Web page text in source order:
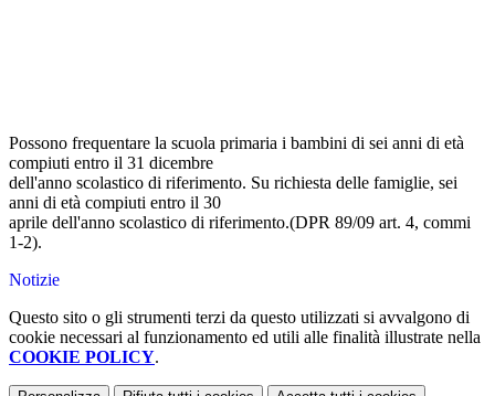
Possono frequentare la scuola primaria i bambini di sei anni di età
compiuti entro il 31 dicembre
dell'anno scolastico di riferimento. Su richiesta delle famiglie, sei
anni di età compiuti entro il 30
aprile dell'anno scolastico di riferimento.(DPR 89/09 art. 4, commi
1-2).
Notizie
Questo sito o gli strumenti terzi da questo utilizzati si avvalgono di
cookie necessari al funzionamento ed utili alle finalità illustrate nella
COOKIE POLICY.